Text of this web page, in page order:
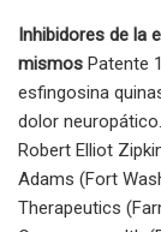
Inhibidores de la
mismos Patente
esfingosina
dolor
Robert Elliot
Adams (Fort
Therapeutics